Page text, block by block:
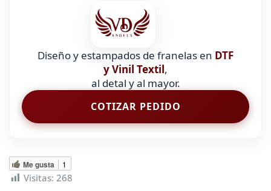
Diseño y estampados de franelas en DTF
y Vinil Textil,
al detal y al mayor.
COTIZAR PEDIDO
Me gusta 1
Visitas: 268